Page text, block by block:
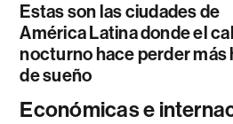
Estas son las ciudades de
América Latina donde el
nocturno hace perder más
de sueño
Económicas e